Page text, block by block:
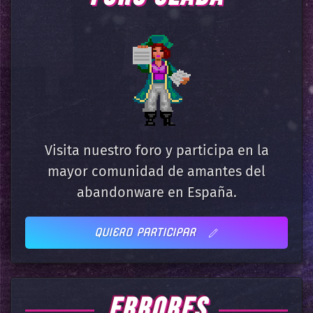
Visita nuestro foro y participa en la
mayor comunidad de amantes del
abandonware en España.
QUIERO PARTICIPAR